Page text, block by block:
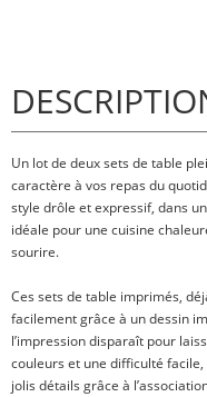
Un lot de deux sets de table
caractère à vos repas du
style drôle et expressif, dans
idéale pour une cuisine
sourire.
Ces sets de table imprimés,
facilement grâce à un dessin
l’impression disparaît pour
couleurs et une difficulté
jolis détails grâce à